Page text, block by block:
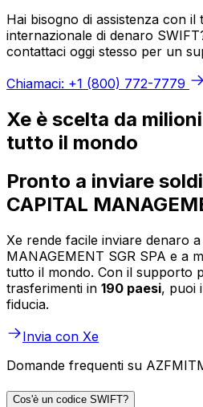
Hai bisogno di assistenza con
internazionale di denaro
contattaci oggi stesso per un
Chiamaci: +1 (800) 772-7779
Xe è scelta da
tutto il mondo
Pronto a inviare
CAPITAL
Xe rende facile inviare denaro
MANAGEMENT SGR SPA e a
tutto il mondo. Con il supporto
trasferimenti in 190 paesi, puoi
fiducia.
Invia con Xe
Domande frequenti su
Cos'è un codice SWIFT?